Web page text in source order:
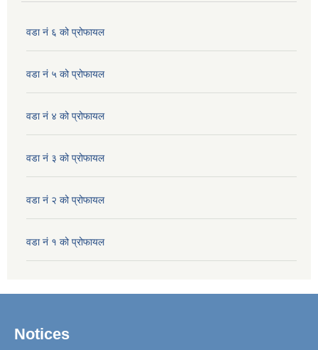
वडा नं ६ को प्रोफायल
वडा नं ५ को प्रोफायल
वडा नं ४ को प्रोफायल
वडा नं ३ को प्रोफायल
वडा नं २ को प्रोफायल
वडा नं १ को प्रोफायल
Notices